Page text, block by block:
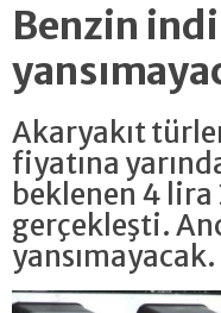
Benzin
Akaryakıt
fiyatına
beklenen 4
gerçekleşti.
yansımayacak.